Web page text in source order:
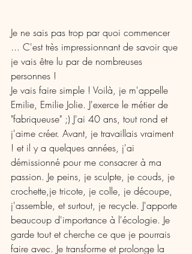
Je ne sais pas trop par quoi commencer
... C'est très impressionnant de savoir que
je vais être lu par de nombreuses
personnes !
Je vais faire simple ! Voilà, je m'appelle
Emilie, Emilie Jolie. J'exerce le métier de
"fabriqueuse" ;) J'ai 40 ans, tout rond et
j'aime créer. Avant, je travaillais vraiment
! et il y a quelques années, j'ai
démissionné pour me consacrer à ma
passion. Je peins, je sculpte, je couds, je
crochette,je tricote, je colle, je découpe,
j'assemble, et surtout, je recycle. J'apporte
beaucoup d'importance à l'écologie. Je
garde tout et cherche ce que je pourrais
faire avec. Je transforme et prolonge la